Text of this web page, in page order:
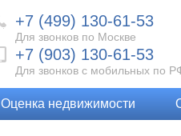
+7 (499) 130-61-53
Для звонков по Москве
+7 (903) 130-61-53
Для звонков с мобильных по
Оценка недвижимости